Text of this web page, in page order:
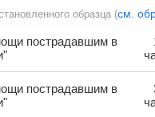
образца (см.
пострадавшим в
пострадавшим в